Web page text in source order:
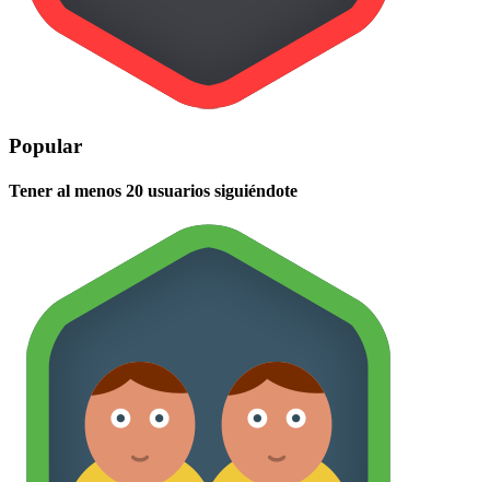
Popular
Tener al menos 20 usuarios siguiéndote